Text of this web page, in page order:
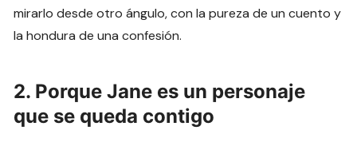
mirarlo desde otro ángulo, con la pureza de un cuento y
la hondura de una confesión.
2. Porque Jane es un personaje
que se queda contigo